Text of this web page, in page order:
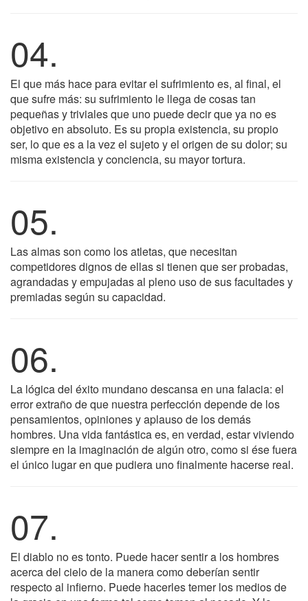
04.
El que más hace para evitar el sufrimiento es, al final, el
que sufre más: su sufrimiento le llega de cosas tan
pequeñas y triviales que uno puede decir que ya no es
objetivo en absoluto. Es su propia existencia, su propio
ser, lo que es a la vez el sujeto y el origen de su dolor; su
misma existencia y conciencia, su mayor tortura.
05.
Las almas son como los atletas, que necesitan
competidores dignos de ellas si tienen que ser probadas,
agrandadas y empujadas al pleno uso de sus facultades y
premiadas según su capacidad.
06.
La lógica del éxito mundano descansa en una falacia: el
error extraño de que nuestra perfección depende de los
pensamientos, opiniones y aplauso de los demás
hombres. Una vida fantástica es, en verdad, estar viviendo
siempre en la imaginación de algún otro, como si ése fuera
el único lugar en que pudiera uno finalmente hacerse real.
07.
El diablo no es tonto. Puede hacer sentir a los hombres
acerca del cielo de la manera como deberían sentir
respecto al infierno. Puede hacerles temer los medios de